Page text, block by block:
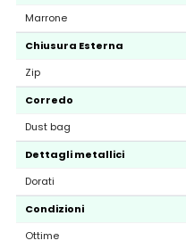
Marrone
Chiusura Esterna
Zip
Corredo
Dust bag
Dettagli metallici
Dorati
Condizioni
Ottime